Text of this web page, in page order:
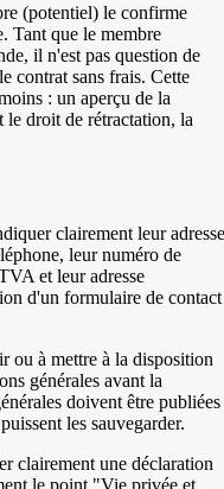
(potentiel) le confirme
Tant que le membre
il n'est pas question de
contrat sans frais. Cette
: un aperçu de la
le droit de rétractation, la
clairement leur adresse
leur numéro de
et leur adresse
d'un formulaire de contact
ou à mettre à la disposition
générales avant la
doivent être publiées
les sauvegarder.
clairement une déclaration
le point "Vie privée et